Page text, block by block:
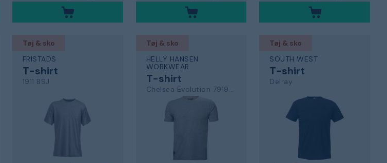
Tøj & sko
FRISTADS
T-shirt
1911 BSJ
Tøj & sko
HELLY HANSEN
WORKWEAR
T-shirt
Chelsea Evolution 79198-930
Tøj & sko
SOUTH WEST
T-shirt
Delray